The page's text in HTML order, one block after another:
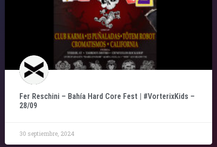
Fer Reschini – Bahía Hard Core Fest | #VorterixKids –
28/09
30 septiembre, 2024